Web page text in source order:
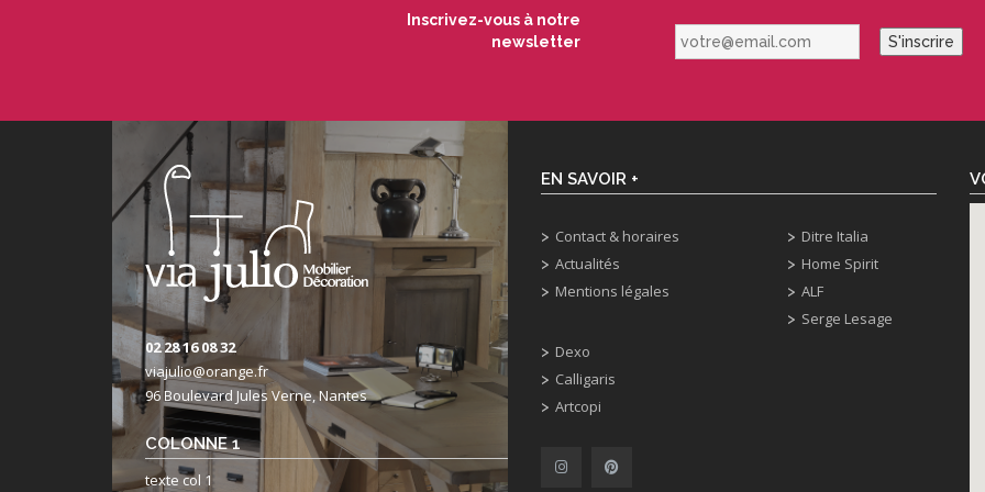
Inscrivez-vous à notre
newsletter
votre@email.com S'inscrire
02 28 16 08 32
viajulio@orange.fr
96 Boulevard Jules Verne, Nantes
COLONNE 1
texte col 1
EN SAVOIR +
Contact & horaires
Actualités
Mentions légales
Dexo
Calligaris
Artcopi
Ditre Italia
Home Spirit
ALF
Serge Lesage